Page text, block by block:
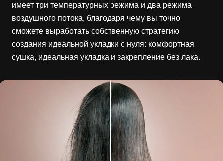
имеет три температурных режима и два режима
воздушного потока, благодаря чему вы точно
сможете выработать собственную стратегию
создания идеальной укладки с нуля: комфортная
сушка, идеальная укладка и закрепление без лака.